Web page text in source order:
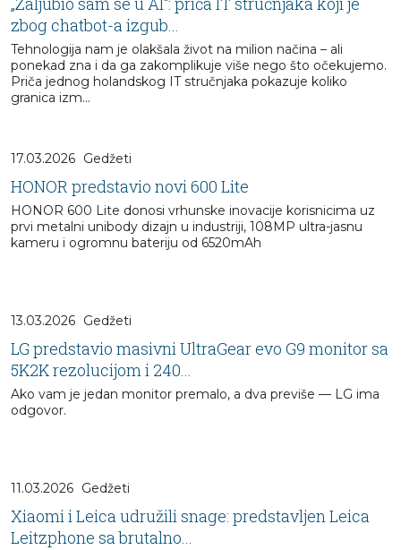
zbog chatbot-a izgub...
Tehnologija nam je olakšala život na milion načina – ali
ponekad zna i da ga zakomplikuje više nego što očekujemo.
Priča jednog holandskog IT stručnjaka pokazuje koliko
granica izm...
17.03.2026 Gedžeti
HONOR predstavio novi 600 Lite
HONOR 600 Lite donosi vrhunske inovacije korisnicima uz
prvi metalni unibody dizajn u industriji, 108MP ultra-jasnu
kameru i ogromnu bateriju od 6520mAh
13.03.2026 Gedžeti
LG predstavio masivni UltraGear evo G9 monitor sa
5K2K rezolucijom i 240...
Ako vam je jedan monitor premalo, a dva previše — LG ima
odgovor.
11.03.2026 Gedžeti
Xiaomi i Leica udružili snage: predstavljen Leica
Leitzphone sa brutalno...